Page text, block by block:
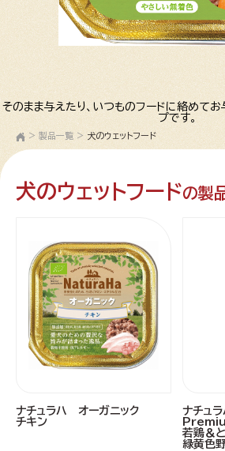
そのまま与えたり、いつものフードに絡めてお
プです。
> 製品一覧 > 犬のウェットフード
犬のウェットフードの製
ナチュラハ オーガニック
チキン
ナチュ
若鶏＆
緑黄色